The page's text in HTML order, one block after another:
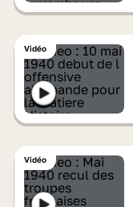
Vidéo
Vidéo